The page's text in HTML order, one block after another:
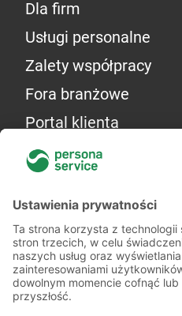
Dla firm
Usługi personalne
Zalety współpracy
Fora branżowe
Portal klienta
Więcej o nas
Kilka słów o nas
Oddziały
Akademia